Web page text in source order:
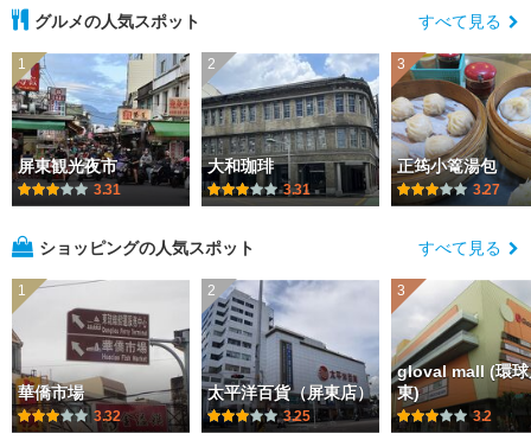
グルメの人気スポット すべて見る
1
屏東観光夜市
3.31
2
大和珈琲
3.31
3
正筠小篭湯包
3.27
ショッピングの人気スポット すべて見る
1
華僑市場
3.32
2
太平洋百貨（屏東店）
3.25
3
gloval mall (環球
東)
3.2